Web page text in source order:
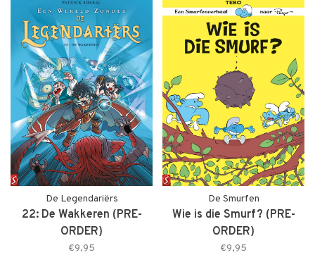
De Legendariërs
22: De Wakkeren (PRE-
ORDER)
€9,95
De Smurfen
Wie is die Smurf? (PRE-
ORDER)
€9,95